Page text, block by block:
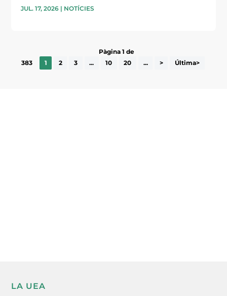
JUL. 17, 2026 | NOTÍCIES
Pàgina 1 de
383
1 2 3 ... 10 20 ... > Última>
LA UEA